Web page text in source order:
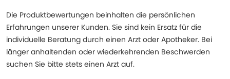
Die Produktbewertungen beinhalten die persönlichen
Erfahrungen unserer Kunden. Sie sind kein Ersatz für die
individuelle Beratung durch einen Arzt oder Apotheker. Bei
länger anhaltenden oder wiederkehrenden Beschwerden
suchen Sie bitte stets einen Arzt auf.